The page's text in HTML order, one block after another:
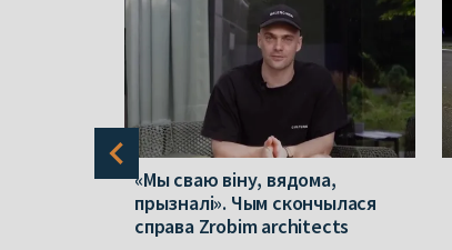
«Мы сваю віну, вядома,
прызналі». Чым скончылася
справа Zrobim architects